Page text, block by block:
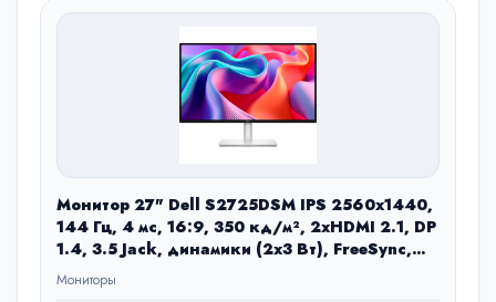
Монитор 27" Dell S2725DSM IPS 2560x1440,
144 Гц, 4 мс, 16:9, 350 кд/м², 2xHDMI 2.1, DP
1.4, 3.5 Jack, динамики (2x3 Вт), FreeSync,
серебристый
Мониторы